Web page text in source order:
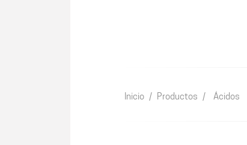
Inicio / Productos / Ácidos